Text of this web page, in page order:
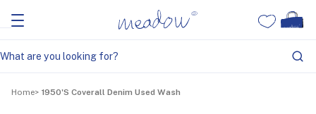
Home 1950'S Coverall Denim Used Wash